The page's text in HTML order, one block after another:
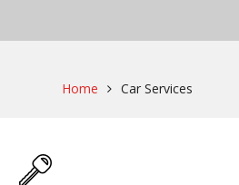
Home Car Services